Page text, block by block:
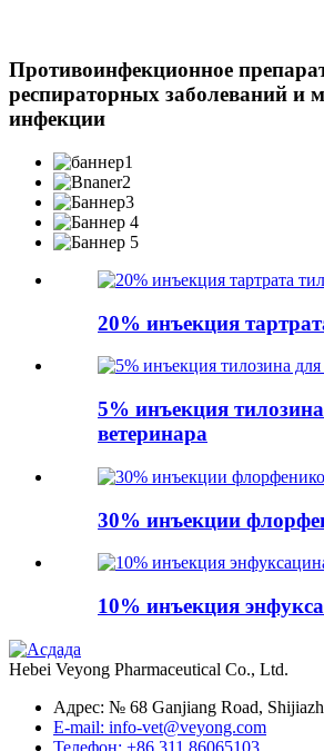
Противоинфекционное
респираторных заболеваний и
инфекции
20% инъекция
5% инъекция
ветеринара
30% инъекции
10% инъекция
Hebei Veyong Pharmaceutical Co., Ltd.
Адрес: № 68 Ganjiang Road,
E-mail: info-vet@veyong.com
Телефон: +86 311 86065103